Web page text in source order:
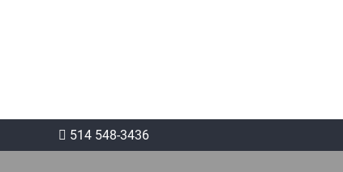
514 548-3436